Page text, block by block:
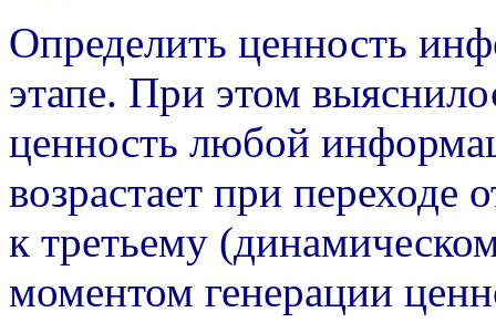
Определить ценность
этапе. При этом
ценность любой
возрастает при переходе
к третьему
моментом генерации